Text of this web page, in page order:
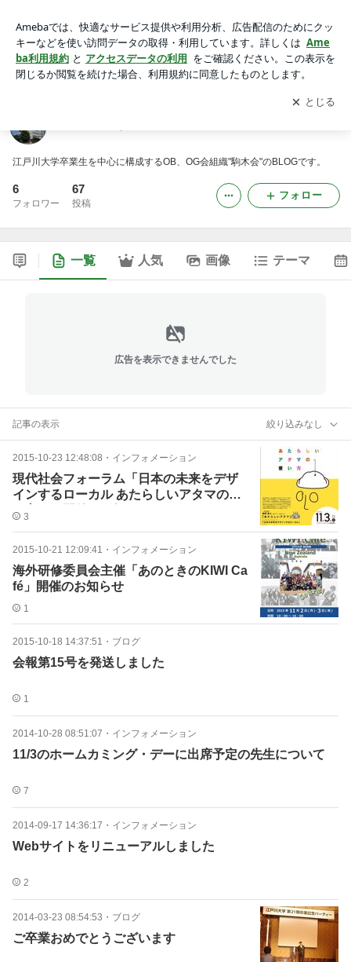
アプリをダウンロードして ブログの更新通知
を受け取りまし
ょう。
開く
江戸川大学卒業生を中心に構成するOB、OG会組織"駒木会"のBLOGです。
6
フォロワー
67
投稿
フォロー
一覧 人気 画像 テーマ
広告を表示できませんでした
記事の表示 絞り込みなし
2015-10-23 12:48:08 ・ インフォメーション
現代社会フォーラム「日本の未来をデザ
インするローカル あたらしいアタマの使
い方」の開催のお知らせ
3
2015-10-21 12:09:41 ・ インフォメーション
海外研修委員会主催「あのときのKIWI Ca
fé」開催のお知らせ
1
2015-10-18 14:37:51 ・ ブログ
会報第15号を発送しました
1
2014-10-28 08:51:07 ・ インフォメーション
11/3のホームカミング・デーに出席予定の先生について
7
2014-09-17 14:36:17 ・ インフォメーション
Webサイトをリニューアルしました
2
2014-03-23 08:54:53 ・ ブログ
ご卒業おめでとうございます